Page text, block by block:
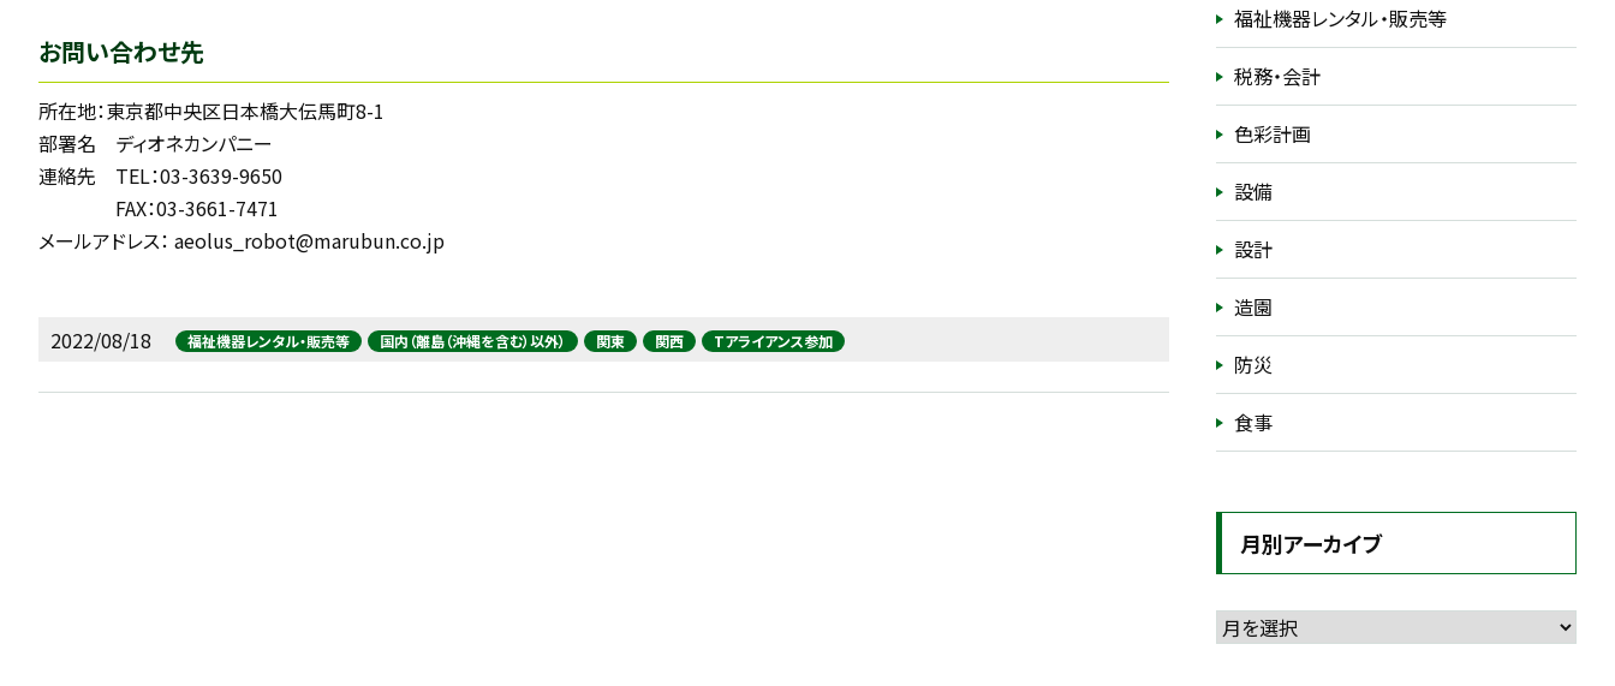
お問い合わせ先
所在地：東京都中央区日本橋大伝馬町8-1
部署名 ディオネカンパニー
連絡先 TEL：03-3639-9650
FAX：03-3661-7471
メールアドレス： aeolus_robot@marubun.co.jp
2022/08/18 福祉機器レンタル・販売等 国内（離島（沖縄を含む）以外） 関東 関西 Tアライアンス参加
福祉機器レンタル・販売等
税務・会計
色彩計画
設備
設計
造園
防災
食事
月別アーカイブ